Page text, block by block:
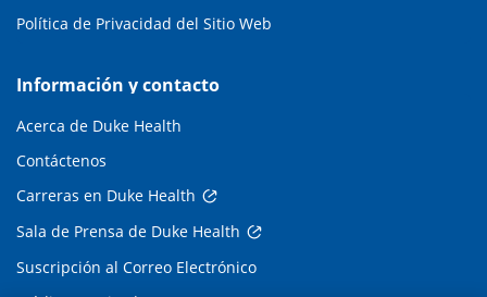
Política de Privacidad del Sitio Web
Información y contacto
Acerca de Duke Health
Contáctenos
Carreras en Duke Health
Sala de Prensa de Duke Health
Suscripción al Correo Electrónico